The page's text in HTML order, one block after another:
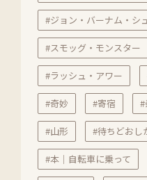
#ジョン・バーナム・シ
#スモッグ・モンスター
#ラッシュ・アワー
#奇妙 #寄宿
#山形 #待ちどおし
#本｜自転車に乗って